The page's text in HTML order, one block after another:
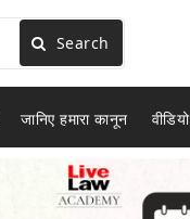
Search
जानिए हमारा कानून वीडियो